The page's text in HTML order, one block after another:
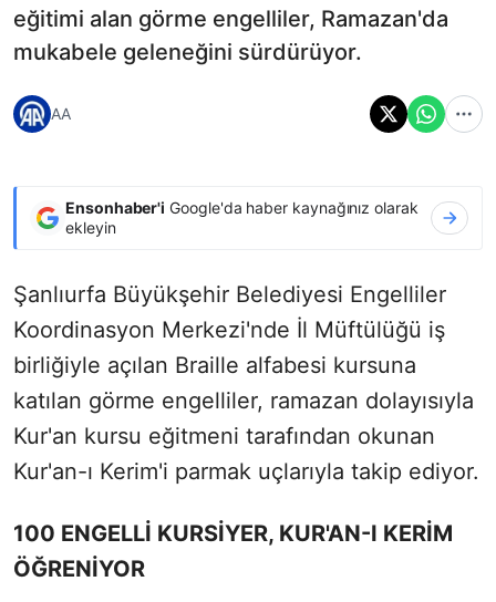
eğitimi alan görme engelliler, Ramazan'da
mukabele geleneğini sürdürüyor.
AA
Ensonhaber'i Google'da haber kaynağınız olarak
ekleyin
Şanlıurfa Büyükşehir Belediyesi Engelliler
Koordinasyon Merkezi'nde İl Müftülüğü iş
birliğiyle açılan Braille alfabesi kursuna
katılan görme engelliler, ramazan dolayısıyla
Kur'an kursu eğitmeni tarafından okunan
Kur'an-ı Kerim'i parmak uçlarıyla takip ediyor.
100 ENGELLİ KURSİYER, KUR'AN-I KERİM
ÖĞRENİYOR